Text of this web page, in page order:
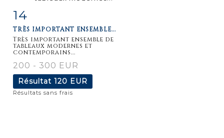
détaillée
14
TRÈS IMPORTANT ENSEMBLE...
Très important ensemble de
tableaux modernes et
contemporains...
200 - 300 EUR
Résultat 120 EUR
Résultats sans frais